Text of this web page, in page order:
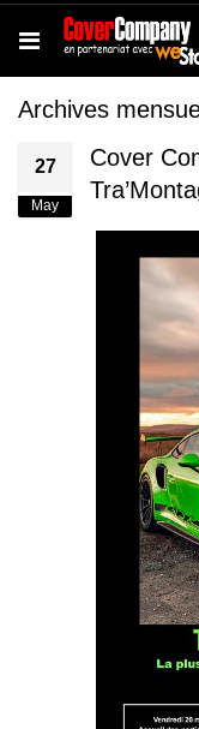
Archives
27
May
Cover